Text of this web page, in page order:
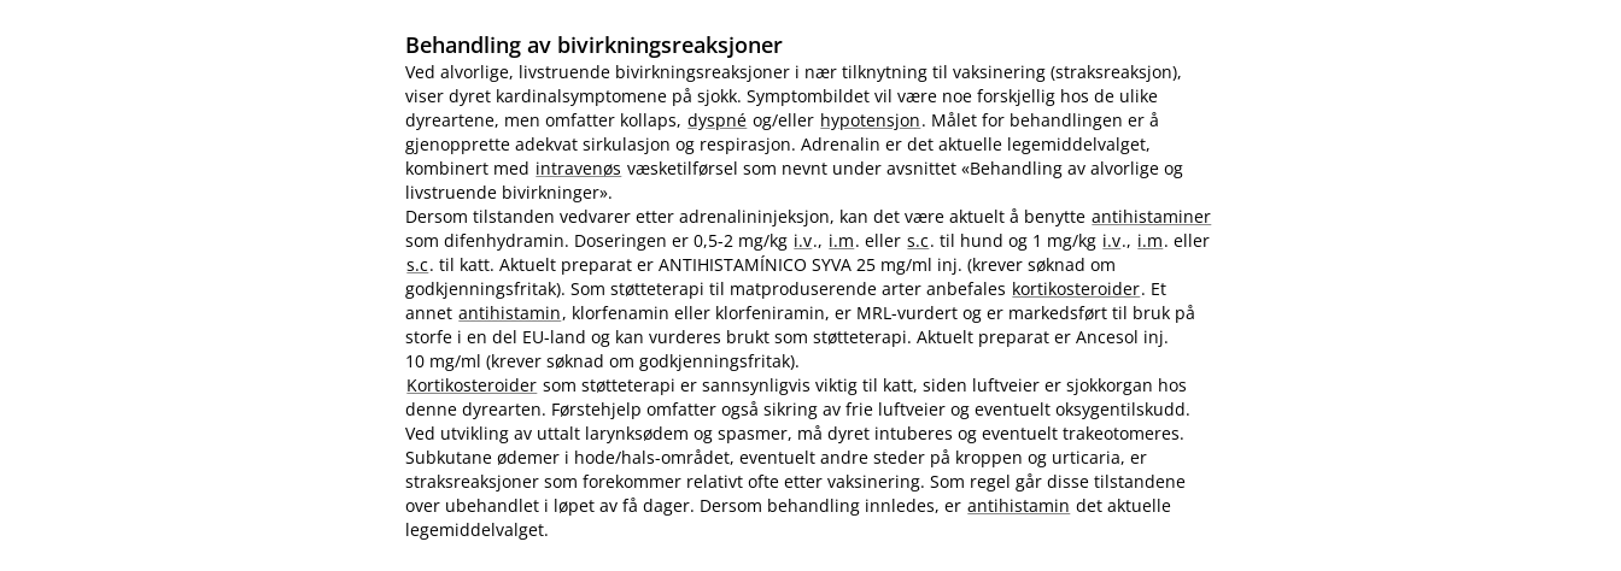
Behandling av bivirkningsreaksjoner
Ved alvorlige, livstruende bivirkningsreaksjoner i nær tilknytning til vaksinering (straksreaksjon),
viser dyret kardinalsymptomene på sjokk. Symptombildet vil være noe forskjellig hos de ulike
dyreartene, men omfatter kollaps, dyspné og​/​eller hypotensjon. Målet for behandlingen er å
gjenopprette adekvat sirkulasjon og respirasjon. Adrenalin er det aktuelle legemiddelvalget,
kombinert med intravenøs væsketilførsel som nevnt under avsnittet «Behandling av alvorlige og
livstruende bivirkninger».
Dersom tilstanden vedvarer etter adrenalininjeksjon, kan det være aktuelt å benytte antihistaminer
som difenhydramin. Doseringen er 0,5-2 mg/kg i.v., i.m. eller s.c. til hund og 1 mg/kg i.v., i.m. eller
s.c. til katt. Aktuelt preparat er ANTIHISTAMÍNICO SYVA 25 mg/ml inj. (krever søknad om
godkjenningsfritak). Som støtteterapi til matproduserende arter anbefales kortikosteroider. Et
annet antihistamin, klorfenamin eller klorfeniramin, er MRL-vurdert og er markedsført til bruk på
storfe i en del EU-land og kan vurderes brukt som støtteterapi. Aktuelt preparat er Ancesol inj.
10 mg/ml (krever søknad om godkjenningsfritak).
Kortikosteroider som støtteterapi er sannsynligvis viktig til katt, siden luftveier er sjokkorgan hos
denne dyrearten. Førstehjelp omfatter også sikring av frie luftveier og eventuelt oksygentilskudd.
Ved utvikling av uttalt larynksødem og spasmer, må dyret intuberes og eventuelt trakeotomeres.
Subkutane ødemer i hode​/​hals-området, eventuelt andre steder på kroppen og urticaria, er
straksreaksjoner som forekommer relativt ofte etter vaksinering. Som regel går disse tilstandene
over ubehandlet i løpet av få dager. Dersom behandling innledes, er antihistamin det aktuelle
legemiddelvalget.